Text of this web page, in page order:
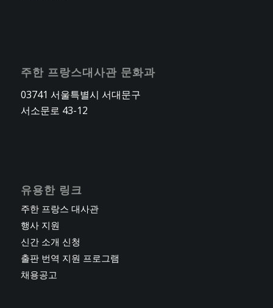
주한 프랑스대사관 문화과
03741 서울특별시 서대문구
서소문로 43-12
유용한 링크
주한 프랑스 대사관
행사 지원
신간 소개 신청
출판 번역 지원 프로그램
채용공고